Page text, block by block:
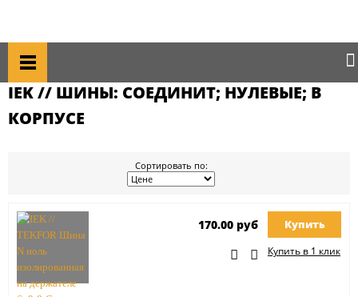
IEK // Шины: соединит; нулевые; в корпусе
IEK // ШИНЫ: СОЕДИНИТ; НУЛЕВЫЕ; В
КОРПУСЕ
Сортировать по:
170.00 руб Купить
Купить в 1 клик